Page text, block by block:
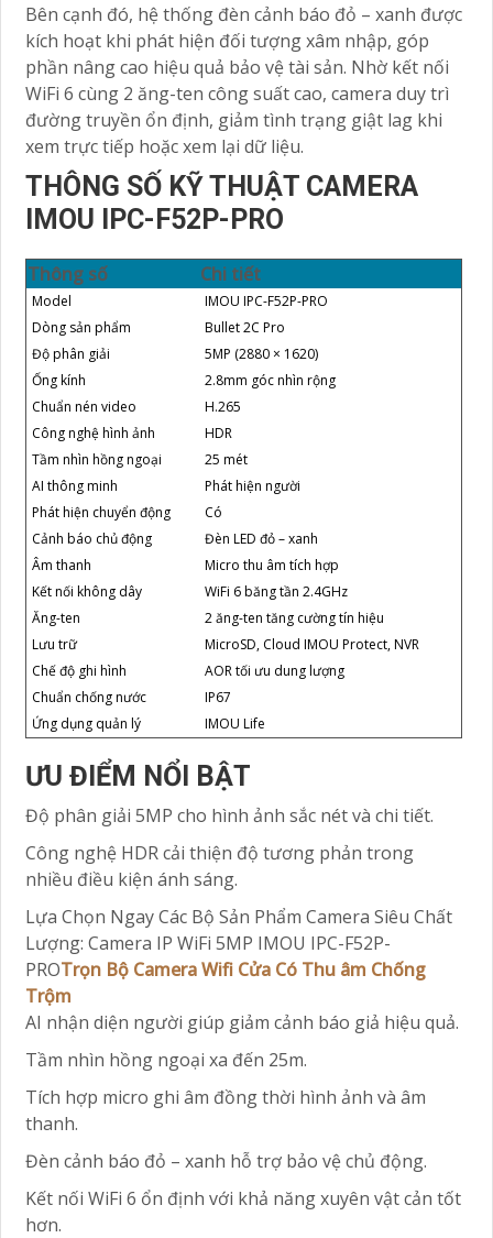
Bên cạnh đó, hệ thống đèn cảnh báo đỏ – xanh được
kích hoạt khi phát hiện đối tượng xâm nhập, góp
phần nâng cao hiệu quả bảo vệ tài sản. Nhờ kết nối
WiFi 6 cùng 2 ăng-ten công suất cao, camera duy trì
đường truyền ổn định, giảm tình trạng giật lag khi
xem trực tiếp hoặc xem lại dữ liệu.
THÔNG SỐ KỸ THUẬT CAMERA
IMOU IPC-F52P-PRO
Thông số Chi tiết
Model
IMOU IPC-F52P-PRO
Dòng sản phẩm
Bullet 2C Pro
Độ phân giải
5MP (2880 × 1620)
Ống kính
2.8mm góc nhìn rộng
Chuẩn nén video
H.265
Công nghệ hình ảnh
HDR
Tầm nhìn hồng ngoại
25 mét
AI thông minh
Phát hiện người
Phát hiện chuyển động
Có
Cảnh báo chủ động
Đèn LED đỏ – xanh
Âm thanh
Micro thu âm tích hợp
Kết nối không dây
WiFi 6 băng tần 2.4GHz
Ăng-ten
2 ăng-ten tăng cường tín hiệu
Lưu trữ
MicroSD, Cloud IMOU Protect, NVR
Chế độ ghi hình
AOR tối ưu dung lượng
Chuẩn chống nước
IP67
Ứng dụng quản lý
IMOU Life
ƯU ĐIỂM NỔI BẬT
Độ phân giải 5MP cho hình ảnh sắc nét và chi tiết.
Công nghệ HDR cải thiện độ tương phản trong
nhiều điều kiện ánh sáng.
Lựa Chọn Ngay Các Bộ Sản Phẩm Camera Siêu Chất
Lượng: Camera IP WiFi 5MP IMOU IPC-F52P-
PROTrọn Bộ Camera Wifi Cửa Có Thu âm Chống
Trộm
AI nhận diện người giúp giảm cảnh báo giả hiệu quả.
Tầm nhìn hồng ngoại xa đến 25m.
Tích hợp micro ghi âm đồng thời hình ảnh và âm
thanh.
Đèn cảnh báo đỏ – xanh hỗ trợ bảo vệ chủ động.
Kết nối WiFi 6 ổn định với khả năng xuyên vật cản tốt
hơn.